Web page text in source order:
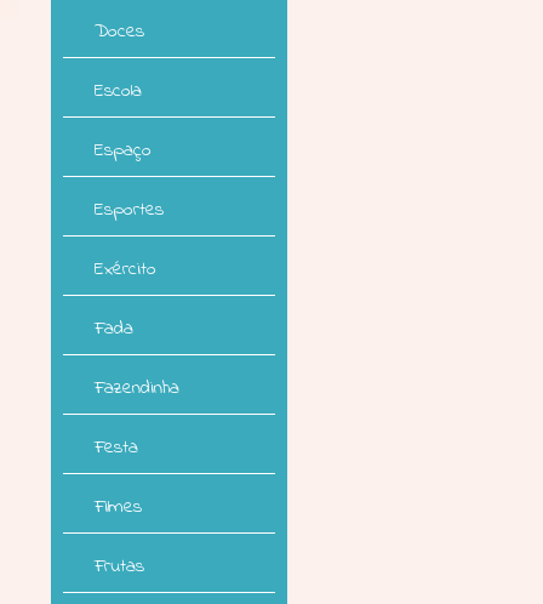
Doces
Escola
Espaço
Esportes
Exército
Fada
Fazendinha
Festa
Filmes
Frutas